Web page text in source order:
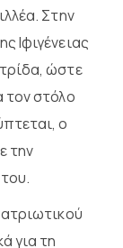
Στην
Ιφιγένειας
ώστε
τον στόλο
ο
την
για τη